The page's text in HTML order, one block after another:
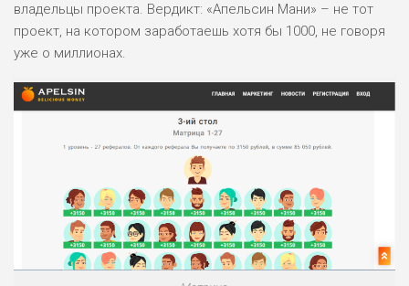
РИСКИ: СРЕДНИЕ
ДОХОД: ВЫСОКИЙ
БЮДЖЕТ: НИЗКИЙ
ПОДОЙДЕТ
БЮДЖЕТ: НИЗКИЙ
ОБЗОР
ПОДОЙДЕТ
ВСЕМ
0
владельцы проекта. Вердикт: «Апельсин Мани» – не тот
проект, на котором заработаешь хотя бы 1000, не говоря
уже о миллионах.